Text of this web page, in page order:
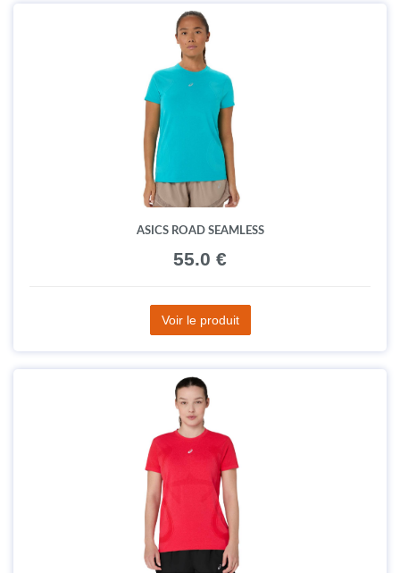
ASICS ROAD SEAMLESS
55.0 €
Voir le produit